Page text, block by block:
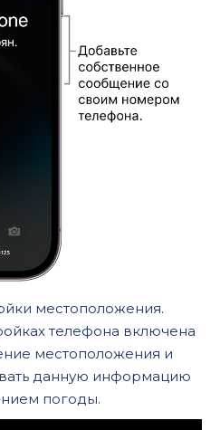
местоположения.
телефона включена
местоположения и
данную информацию
погоды.